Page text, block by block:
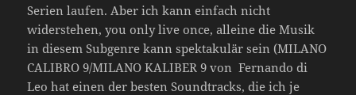
Serien laufen. Aber ich kann einfach nicht
widerstehen, you only live once, alleine die Musik
in diesem Subgenre kann spektakulär sein (MILANO
CALIBRO 9/MILANO KALIBER 9 von Fernando di
Leo hat einen der besten Soundtracks, die ich je